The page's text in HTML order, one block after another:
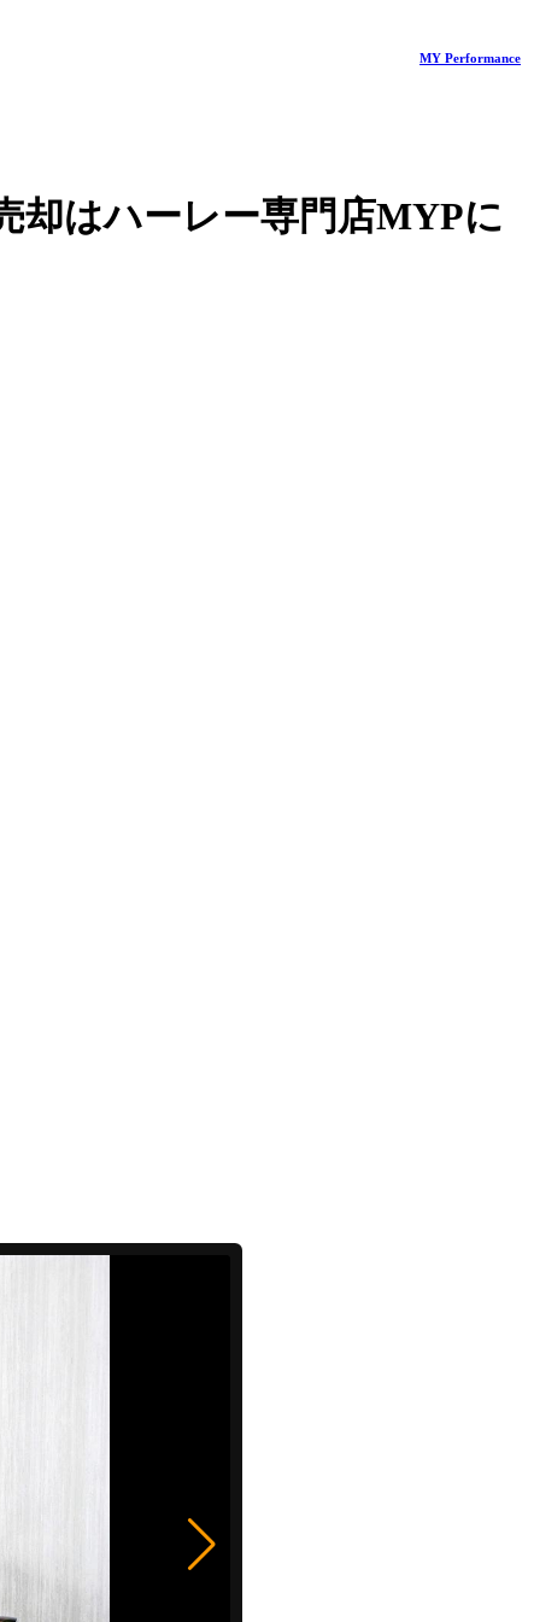
MY Performance
却はハーレー専門店MYPに